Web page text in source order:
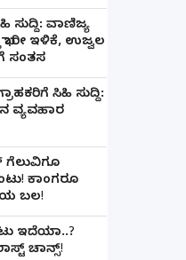
ಸುದ್ದಿ: ವಾಣಿಜ್ಯ
ಇಳಿಕೆ, ಉಜ್ವಲ
ಸಂತಸ
ಸಿಹಿ ಸುದ್ದಿ:
ವ್ಯವಹಾರ
ಗೆಲುವಿಗೂ
ಕಾಂಗರೂ
ಬಲ!
ಇದೆಯಾ..?
ಚಾನ್ಸ್‌!